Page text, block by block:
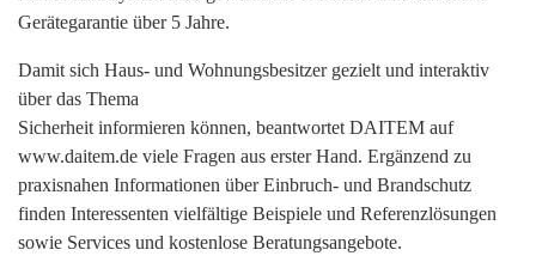
Gerätegarantie über 5 Jahre.
Damit sich Haus- und Wohnungsbesitzer gezielt und interaktiv
über das Thema
Sicherheit informieren können, beantwortet DAITEM auf
www.daitem.de viele Fragen aus erster Hand. Ergänzend zu
praxisnahen Informationen über Einbruch- und Brandschutz
finden Interessenten vielfältige Beispiele und Referenzlösungen
sowie Services und kostenlose Beratungsangebote.